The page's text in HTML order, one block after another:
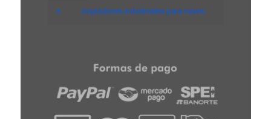
Sopladores industriales para naves